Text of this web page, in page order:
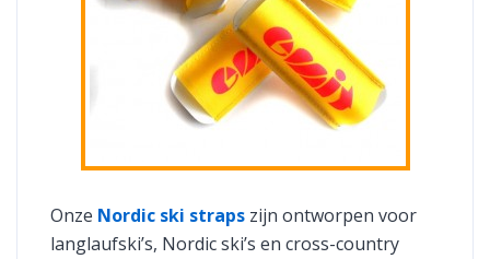
Onze Nordic ski straps zijn ontworpen voor
langlaufski’s, Nordic ski’s en cross-country